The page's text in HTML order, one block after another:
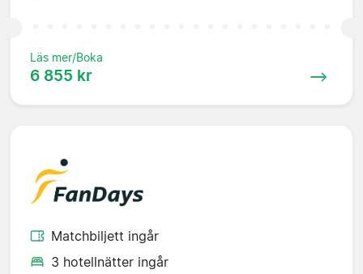
Läs mer/Boka
6 855 kr
Matchbiljett ingår
3 hotellnätter ingår